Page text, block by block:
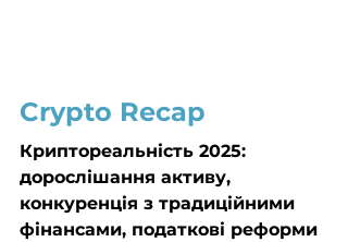
Crypto Recap
Криптореальність 2025:
дорослішання активу,
конкуренція з традиційними
фінансами, податкові реформи